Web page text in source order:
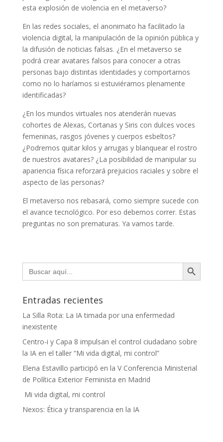
esta explosión de violencia en el metaverso?
En las redes sociales, el anonimato ha facilitado la
violencia digital, la manipulación de la opinión pública y
la difusión de noticias falsas. ¿En el metaverso se
podrá crear avatares falsos para conocer a otras
personas bajo distintas identidades y comportarnos
como no lo haríamos si estuviéramos plenamente
identificadas?
¿En los mundos virtuales nos atenderán nuevas
cohortes de Alexas, Cortanas y Siris con dulces voces
femeninas, rasgos jóvenes y cuerpos esbeltos?
¿Podremos quitar kilos y arrugas y blanquear el rostro
de nuestros avatares? ¿La posibilidad de manipular su
apariencia física reforzará prejuicios raciales y sobre el
aspecto de las personas?
El metaverso nos rebasará, como siempre sucede con
el avance tecnológico. Por eso debemos correr. Estas
preguntas no son prematuras. Ya vamos tarde.
Buscar: Botón de búsqueda
Entradas recientes
La Silla Rota: La IA timada por una enfermedad
inexistente
Centro-i y Capa 8 impulsan el control ciudadano sobre
la IA en el taller “Mi vida digital, mi control”
Elena Estavillo participó en la V Conferencia Ministerial
de Política Exterior Feminista en Madrid
Mi vida digital, mi control
Nexos: Ética y transparencia en la IA